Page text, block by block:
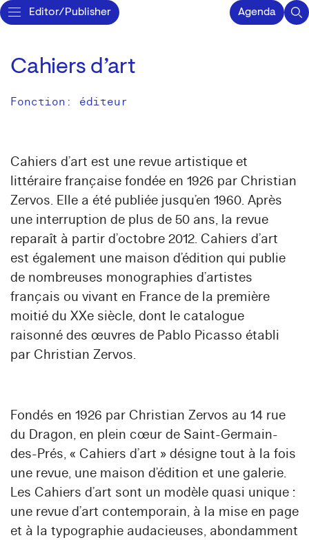
Editor/Publisher Agenda
Cahiers d’art
Fonction: éditeur
Cahiers d’art est une revue artistique et
littéraire française fondée en 1926 par Christian
Zervos. Elle a été publiée jusqu’en 1960. Après
une interruption de plus de 50 ans, la revue
reparaît à partir d’octobre 2012. Cahiers d’art
est également une maison d’édition qui publie
de nombreuses monographies d’artistes
français ou vivant en France de la première
moitié du XXe siècle, dont le catalogue
raisonné des œuvres de Pablo Picasso établi
par Christian Zervos.
Fondés en 1926 par Christian Zervos au 14 rue
du Dragon, en plein cœur de Saint-Germain-
des-Prés, « Cahiers d’art » désigne tout à la fois
une revue, une maison d’édition et une galerie.
Les Cahiers d’art sont un modèle quasi unique :
une revue d’art contemporain, à la mise en page
et à la typographie audacieuses, abondamment